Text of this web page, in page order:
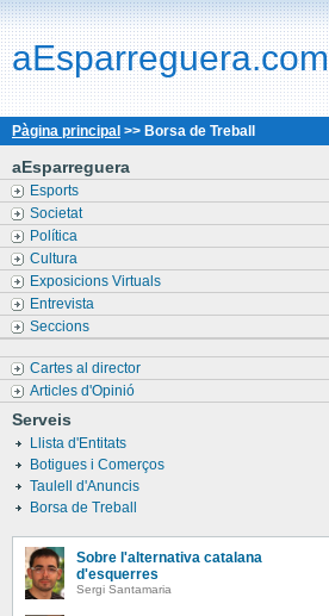
aEsparreguera.com
Pàgina principal >> Borsa de Treball
aEsparreguera
Esports
Societat
Política
Cultura
Exposicions Virtuals
Entrevista
Seccions
Cartes al director
Articles d'Opinió
Serveis
Llista d'Entitats
Botigues i Comerços
Taulell d'Anuncis
Borsa de Treball
Sobre l'alternativa catalana
d'esquerres
Sergi Santamaria